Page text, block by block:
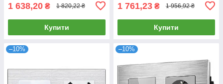
1 638,20 ₴ 1 820,22 ₴
Купити
1 761,23 ₴ 1 956,92 ₴
Купити
–10% –10%